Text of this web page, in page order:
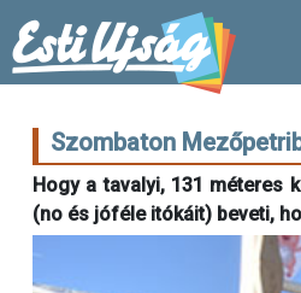
Szombaton
Hogy a tavalyi, 131 méteres
(no és jóféle itókáit) beveti,